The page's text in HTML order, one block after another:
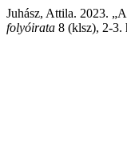
Juhász, Attila. 2023.
folyóirata 8 (klsz), 2-3.